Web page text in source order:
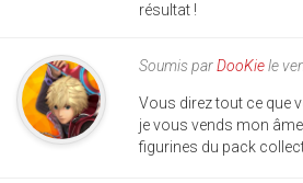
résultat !
Soumis parDooKiele
Vous direz tout ce que
je vous vends mon
figurines du pack